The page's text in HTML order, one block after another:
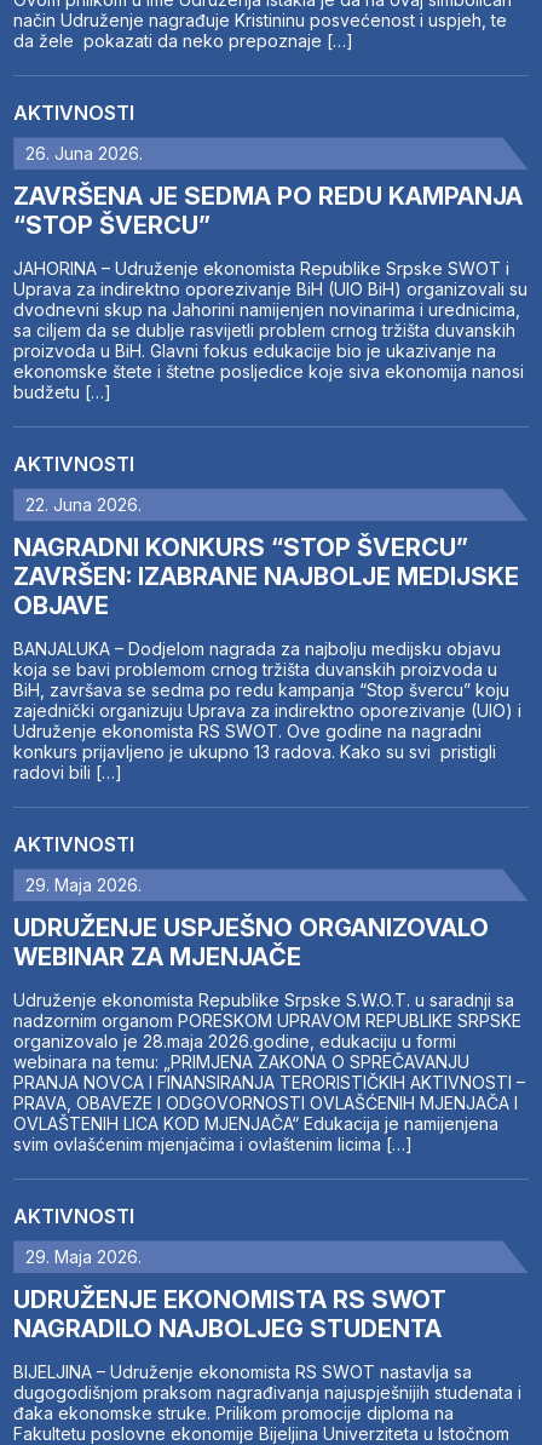
način Udruženje nagrađuje Kristininu posvećenost i uspjeh, te
da žele pokazati da neko prepoznaje […]
AKTIVNOSTI
26. Juna 2026.
ZAVRŠENA JE SEDMA PO REDU KAMPANJA
“STOP ŠVERCU”
JAHORINA – Udruženje ekonomista Republike Srpske SWOT i
Uprava za indirektno oporezivanje BiH (UIO BiH) organizovali su
dvodnevni skup na Jahorini namijenjen novinarima i urednicima,
sa ciljem da se dublje rasvijetli problem crnog tržišta duvanskih
proizvoda u BiH. Glavni fokus edukacije bio je ukazivanje na
ekonomske štete i štetne posljedice koje siva ekonomija nanosi
budžetu […]
AKTIVNOSTI
22. Juna 2026.
NAGRADNI KONKURS “STOP ŠVERCU”
ZAVRŠEN: IZABRANE NAJBOLJE MEDIJSKE
OBJAVE
BANJALUKA – Dodjelom nagrada za najbolju medijsku objavu
koja se bavi problemom crnog tržišta duvanskih proizvoda u
BiH, završava se sedma po redu kampanja “Stop švercu” koju
zajednički organizuju Uprava za indirektno oporezivanje (UIO) i
Udruženje ekonomista RS SWOT. Ove godine na nagradni
konkurs prijavljeno je ukupno 13 radova. Kako su svi pristigli
radovi bili […]
AKTIVNOSTI
29. Maja 2026.
UDRUŽENJE USPJEŠNO ORGANIZOVALO
WEBINAR ZA MJENJAČE
Udruženje ekonomista Republike Srpske S.W.O.T. u saradnji sa
nadzornim organom PORESKOM UPRAVOM REPUBLIKE SRPSKE
organizovalo je 28.maja 2026.godine, edukaciju u formi
webinara na temu: „PRIMJENA ZAKONA O SPREČAVANJU
PRANJA NOVCA I FINANSIRANJA TERORISTIČKIH AKTIVNOSTI –
PRAVA, OBAVEZE I ODGOVORNOSTI OVLAŠĆENIH MJENJAČA I
OVLAŠTENIH LICA KOD MJENJAČA“ Edukacija je namijenjena
svim ovlašćenim mjenjačima i ovlaštenim licima […]
AKTIVNOSTI
29. Maja 2026.
UDRUŽENJE EKONOMISTA RS SWOT
NAGRADILO NAJBOLJEG STUDENTA
BIJELJINA – Udruženje ekonomista RS SWOT nastavlja sa
dugogodišnjom praksom nagrađivanja najuspješnijih studenata i
đaka ekonomske struke. Prilikom promocije diploma na
Fakultetu poslovne ekonomije Bijeljina Univerziteta u Istočnom